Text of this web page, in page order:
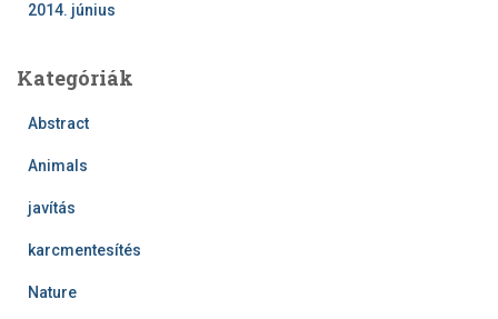
2014. június
Kategóriák
Abstract
Animals
javítás
karcmentesítés
Nature